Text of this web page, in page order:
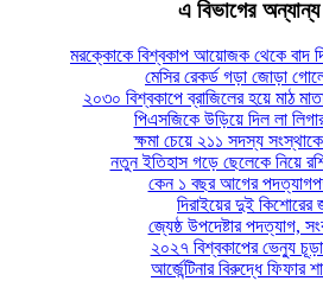
এ বিভাগের
মরক্কোকে বিশ্বকাপ আয়োজক থেকে বাদ
মেসির রেকর্ড গড়া জোড়া
২০৩০ বিশ্বকাপে ব্রাজিলের হয়ে মাঠ
পিএসজিকে উড়িয়ে দিল লা
ক্ষমা চেয়ে ২১১ সদস্য
নতুন ইতিহাস গড়ে ছেলেকে নিয়ে
কেন ১ বছর আগের
দিরাইয়ের দুই কিশোরের
জ্যেষ্ঠ উপদেষ্টার পদত্যাগ,
২০২৭ বিশ্বকাপের ভেন্যু
আর্জেন্টিনার বিরুদ্ধে ফিফার